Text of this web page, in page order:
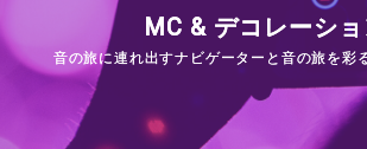
MC & デコレーシ
音の旅に連れ出すナビゲーターと音の旅を彩